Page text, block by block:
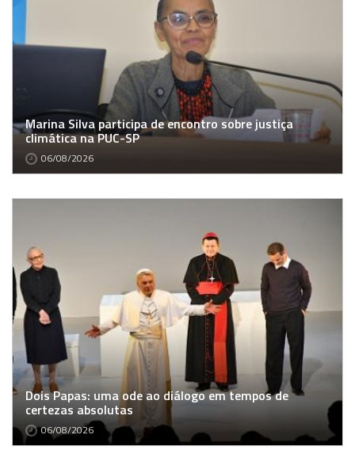
Marina Silva participa de encontro sobre justiça
climática na PUC-SP
06/08/2026
Dois Papas: uma ode ao diálogo em tempos de
certezas absolutas
06/08/2026